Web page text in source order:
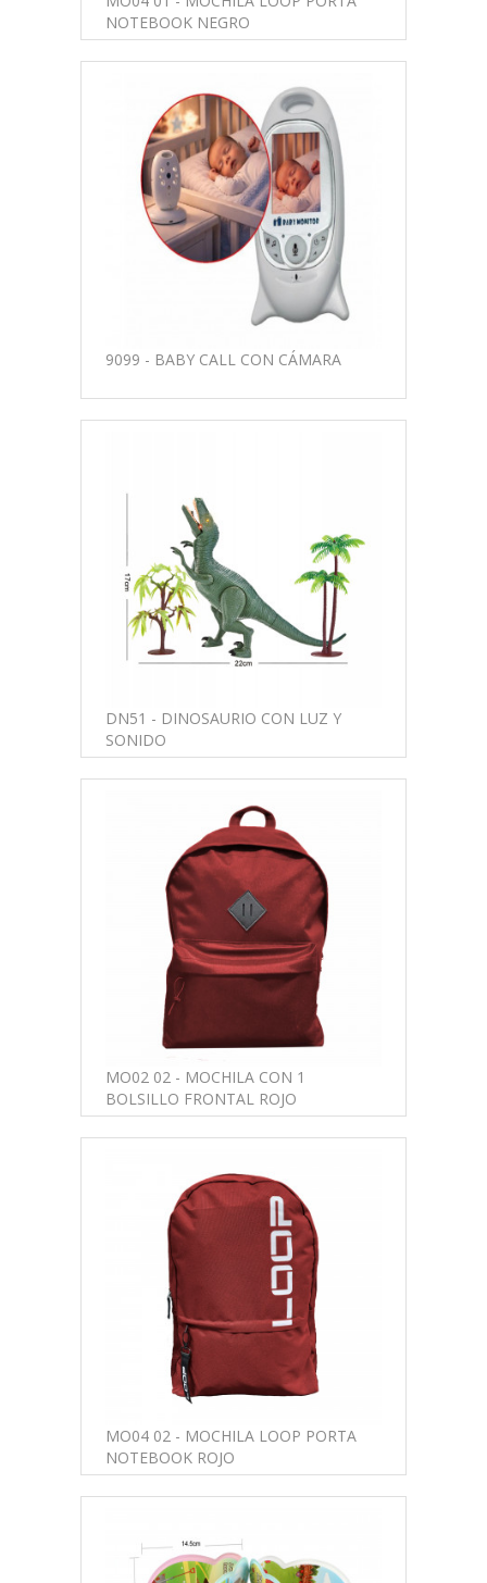
NOTEBOOK NEGRO
9099 - BABY CALL CON CÁMARA
DN51 - DINOSAURIO CON LUZ Y
SONIDO
MO02 02 - MOCHILA CON 1
BOLSILLO FRONTAL ROJO
MO04 02 - MOCHILA LOOP PORTA
NOTEBOOK ROJO